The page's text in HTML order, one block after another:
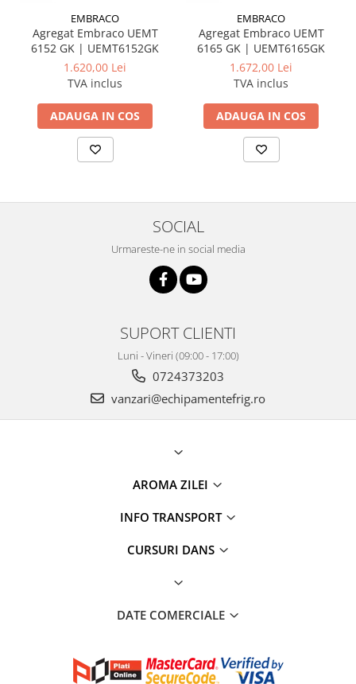
EMBRACO
Agregat Embraco UEMT
6152 GK | UEMT6152GK
1.620,00 Lei
TVA inclus
ADAUGA IN COS
EMBRACO
Agregat Embraco UEMT
6165 GK | UEMT6165GK
1.672,00 Lei
TVA inclus
ADAUGA IN COS
SOCIAL
Urmareste-ne in social media
SUPORT CLIENTI
Luni - Vineri (09:00 - 17:00)
0724373203
vanzari@echipamentefrig.ro
AROMA ZILEI
INFO TRANSPORT
CURSURI DANS
DATE COMERCIALE